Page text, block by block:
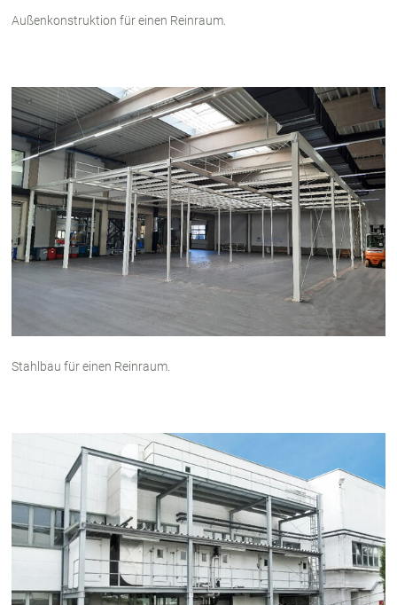
Außenkonstruktion für einen Reinraum.
Stahlbau für einen Reinraum.